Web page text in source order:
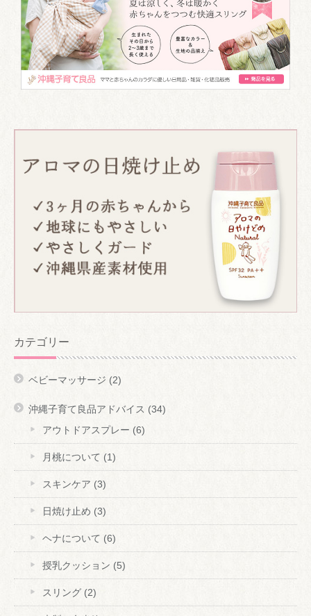
カテゴリー
ベビーマッサージ (2)
沖縄子育て良品アドバイス (34)
アウトドアスプレー (6)
月桃について (1)
スキンケア (3)
日焼け止め (3)
ヘナについて (6)
授乳クッション (5)
スリング (2)